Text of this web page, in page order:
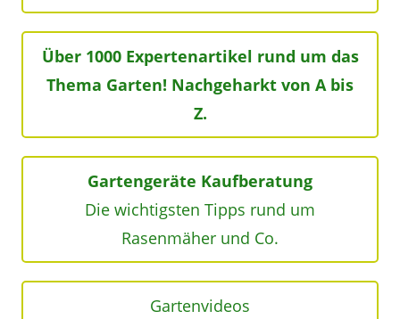
Über 1000 Expertenartikel rund um das
Thema Garten! Nachgeharkt von A bis
Z.
Gartengeräte Kaufberatung
Die wichtigsten Tipps rund um
Rasenmäher und Co.
Gartenvideos